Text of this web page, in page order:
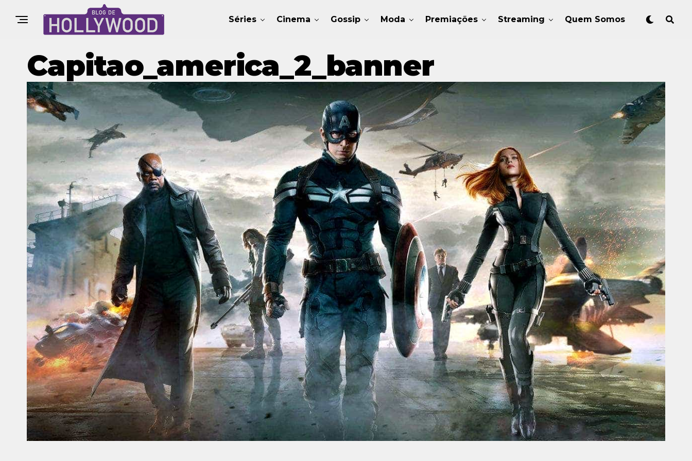
Séries Cinema Gossip Moda Premiações Streaming Quem Somos
Capitao_america_2_banner